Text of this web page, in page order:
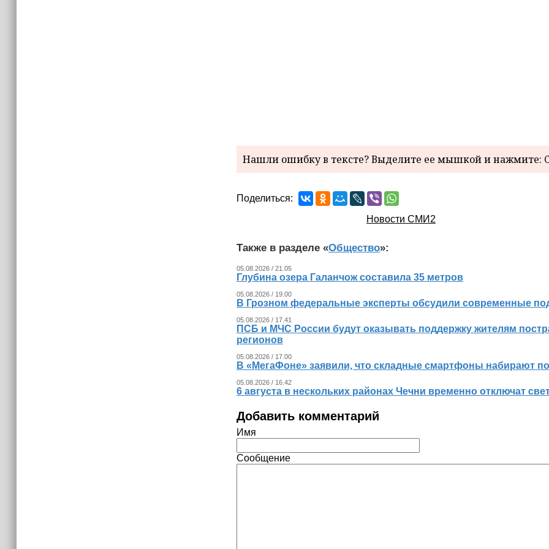
Нашли ошибку в тексте? Выделите ее мышкой и нажмите:
Поделиться:
Новости СМИ2
Также в разделе «Общество»:
05.08.2026 / 21.05
Глубина озера Галанчож составила 35 метров
05.08.2026 / 19.00
В Грозном федеральные эксперты обсудили современные
05.08.2026 / 17.41
ПСБ и МЧС России будут оказывать поддержку жителям
регионов
05.08.2026 / 17.00
В «МегаФоне» заявили, что складные смартфоны набирают
05.08.2026 / 16.42
6 августа в нескольких районах Чечни временно отключат
Добавить комментарий
Имя
Сообщение